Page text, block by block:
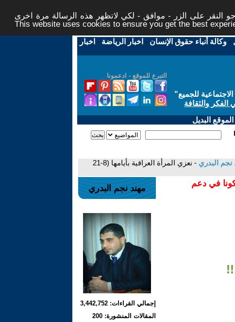
النقر على الزر - موافق - لكي لاتظهر هذه الرسالة مرة اخرى -
This website uses cookies to ensure you get the best
-وكالة أنباء حقوق الإنسان - اخبار الرياضة - اخبار
التبرع للموقع - ادعمونا
للجميع"
الفكر والثقافة
البديل
نجم البدري
- نعزي المرأة العراقية بأيامها (8-21
في دعم
مهند نجم البدري
إجمالي القراءات: 3,442,752
المقالات المنشورة: 200